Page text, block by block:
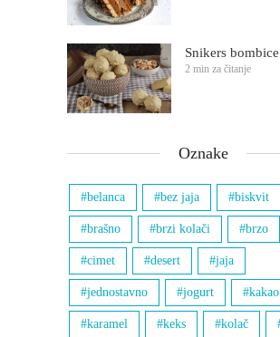
Snikers bombice
2 min za čitanje
Oznake
belanca bez jaja biskvit
brašno brzi kolači brzo
cimet desert jaja
jednostavno jogurt kakao
karamel keks kolač